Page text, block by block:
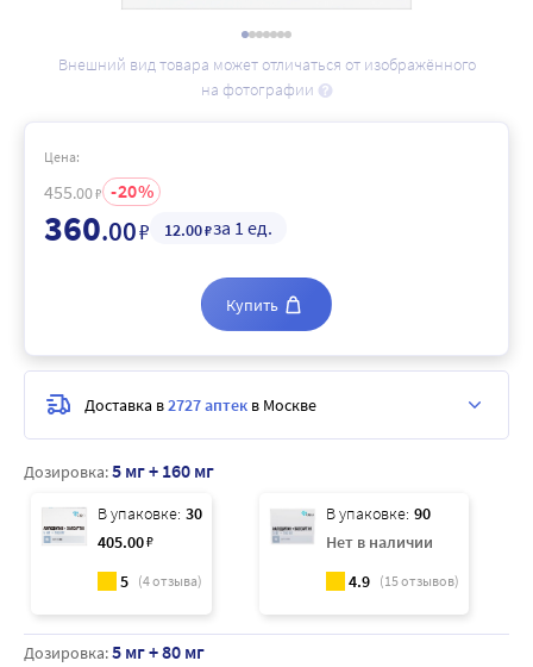
Внешний вид товара может отличаться от изображённого
на фотографии
Дозировка:5 мг + 160 мг
В упаковке: 30
405.00₽
5 (4отзыва)
В упаковке: 90
Нет в наличии
4.9 (15отзывов)
Дозировка:5 мг + 80 мг
Цена:
455.00₽ 20
360.00₽ 12.00₽за 1 ед.
Купить
Доставка в2727 аптек в Москве